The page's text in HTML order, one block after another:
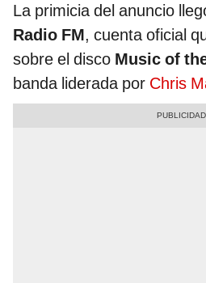
La primicia del anuncio
Radio FM, cuenta oficial
sobre el disco Music of
banda liderada por Chris